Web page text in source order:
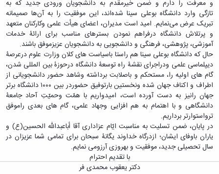
معاونت
پژوهش
و
فناوری
معاونت
فرهنگی
و
اجتماعی
نهاد
نمایندگی
مقام
معظم
رهبری
تماس
با
دانشگاه
علوم
اقتصادی
و
اجتماعی
دانشکده
های
اقماری
و معرفت را دارم و ضمن خیرمقدم به دانشجویان ورودی جدید که به‌
تازگی وارد دانشگاه بوعلی‌ سینا شده‌اند، این موفقیت را به آن‌ها صمیمانه
تبریک عرض می‌نمایم. امید است مدیران، اعضای هیأت علمی وکارکنان متعهد
و پرتلاش دانشگاه درفراهم نمودن بسترهای مناسب برای ارائۀ خدمات
آموزشی، پژوهشی، فرهنگی و دانشجویی به دانشجویان عزیزموفق باشند.
حال که دانشگاه بوعلی‌ سینا هم ‌راستا باسیاست‌ های کلان وزارت علوم درعرصۀ
دیپلماسی علمی ودراجرای نقشۀ راه توسعۀ دانشگاه درحوزۀ بین‌ المللی شدن،
گام های اولیه را، مستحکم و باصلابت برداشته وشاهد حضور دانشجویانی از
اطراف و اکناف جهان شده ونخستین بارتوفیق حضوردر بین ۱۰۰۰ دانشگاه برتر
جهان رانیز به دست آورده است، امیدواریم با همّت وحمیّتِ آحاد جامعۀ
دانشگاهی و با اهتمام به هم‌ افزایی وجهاد علمی، گام های بعدی راموفق‌
ترواستوارتر برداریم.
در پایان، ضمن تسلیت به مناسبت ایّام عزاداری آقا أباعبدالله‌ الحسین(ع) و
یاران باوفای ایشان؛ ازدرگاه خداوند یگانۀ سبحان برای تمامی شما عزیزان در
سال تحصیلی جدید، موفقیت و بهروزی آرزومی‌ نمایم.
با تقدیم احترام
دکتر یعقوب محمدی‌ فر